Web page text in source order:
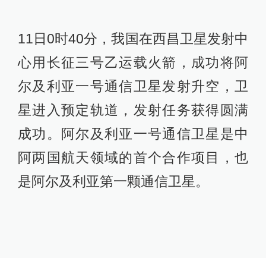
11日0时40分，我国在西昌卫星发射中
心用长征三号乙运载火箭，成功将阿
尔及利亚一号通信卫星发射升空，卫
星进入预定轨道，发射任务获得圆满
成功。阿尔及利亚一号通信卫星是中
阿两国航天领域的首个合作项目，也
是阿尔及利亚第一颗通信卫星。